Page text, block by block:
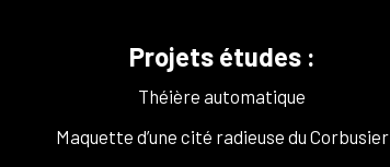
Projets études :
Théière automatique
Maquette d’une cité radieuse du Corbusier